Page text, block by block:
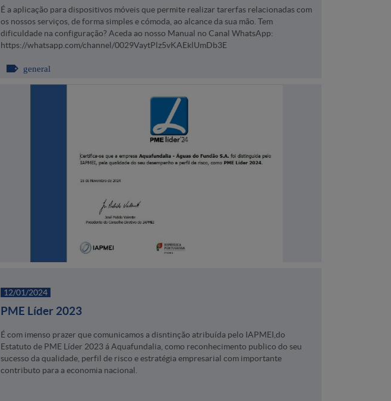
É a aplicação para dispositivos móveis que permite realizar tarerfas relacionadas com
os nossos serviços, de forma simples e cómoda, ao alcance da sua mão. Tem
dificuldade na configuração? Aceda ao nosso Manual no Canal WhatsApp:
https://whatsapp.com/channel/0029VaytPlz5vKAEklUmDb3E
general
12/01/2024
PME Líder 2023
É com imenso prazer que comunicamos a disntinção atribuída pelo IAPMEI,do
Estatuto de PME Líder 2023 á Aquafundalia, como reconhecimento publico do seu
sucesso da qualidade, perfil de risco e estratégia empresarial com importante
contributo para a economia nacional.